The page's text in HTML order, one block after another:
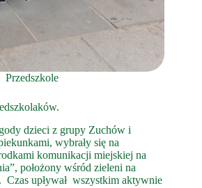
Przedszkole
dzieci z grupy Zuchów i
wybrały się na
komunikacji miejskiej na
położony wśród zieleni na
Czas upływał wszystkim aktywnie